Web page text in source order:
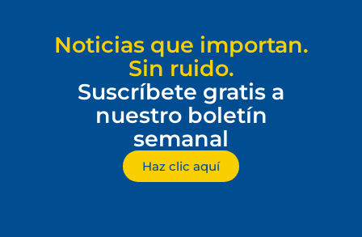
Noticias que importan.
Sin ruido.
Suscríbete gratis a
nuestro boletín
semanal
Haz clic aquí